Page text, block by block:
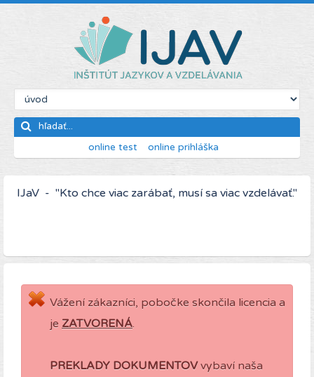
online test online prihláška
IJaV - "Kto chce viac zarábať, musí sa viac vzdelávať."
Vážení zákazníci, pobočke skončila licencia a
je ZATVORENÁ.
PREKLADY DOKUMENTOVvybaví naša